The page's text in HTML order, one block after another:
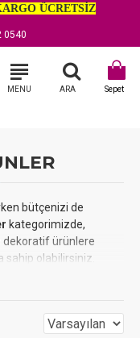
ÜCRETSİZ
0540
bütçenizi de
kategorimizde,
ürünlere
olabilirsiniz.
ambalaj çözümlerine,